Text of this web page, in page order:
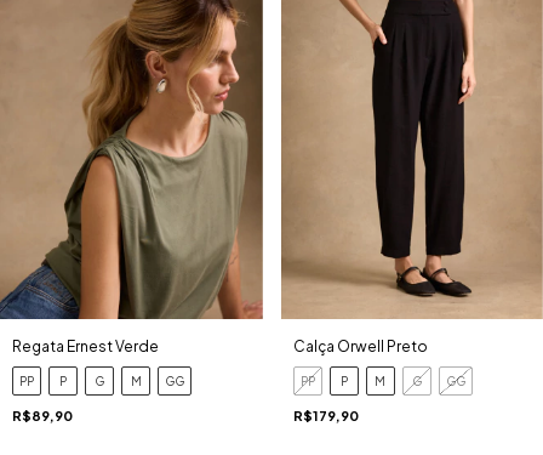
Regata Ernest Verde
PP P G M GG
R$89,90
Calça Orwell Preto
PP P M G GG
R$179,90